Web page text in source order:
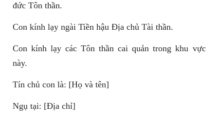
đức Tôn thần.
Con kính lạy ngài Tiền hậu Địa chủ Tài thần.
Con kính lạy các Tôn thần cai quản trong khu vực
này.
Tín chủ con là: [Họ và tên]
Ngụ tại: [Địa chỉ]